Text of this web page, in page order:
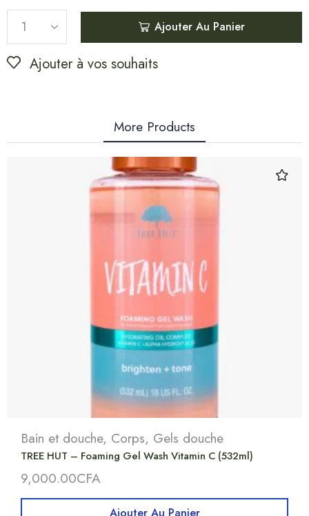
Ajouter Au Panier
Ajouter à vos souhaits
More Products
Bain et douche, Corps, Gels douche
TREE HUT – Foaming Gel Wash Vitamin C (532ml)
9,000.00CFA